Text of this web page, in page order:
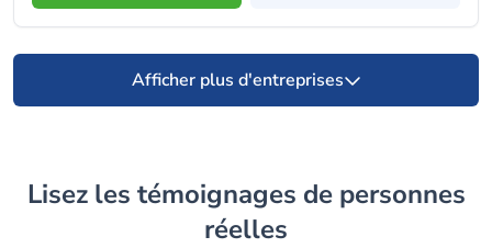
Afficher plus d'entreprises
Lisez les témoignages de personnes
réelles